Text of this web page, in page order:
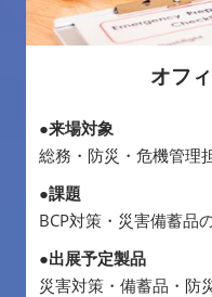
オフ
●来場対象
総務・防災・危機管理
●課題
BCP対策・災害備蓄品
●出展予定製品
災害対策・備蓄品・防